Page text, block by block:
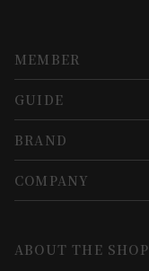
MEMBER
マイページ
新規会員登録
会員規約について
GUIDE
お買い物ガイド
会員登録について
お支払方法について
BRAND
コンセプト
webカタログ
COMPANY
ABOUT THE SHOP